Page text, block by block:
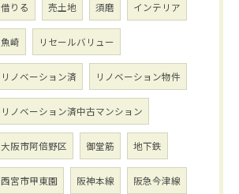
借りる 売土地 須磨 インテリア
魚崎 リセールバリュー
リノベーション済 リノベーション物件
リノベーション済中古マンション
大阪市阿倍野区 御堂筋 地下鉄
西宮市甲東園 阪神本線 阪急今津線